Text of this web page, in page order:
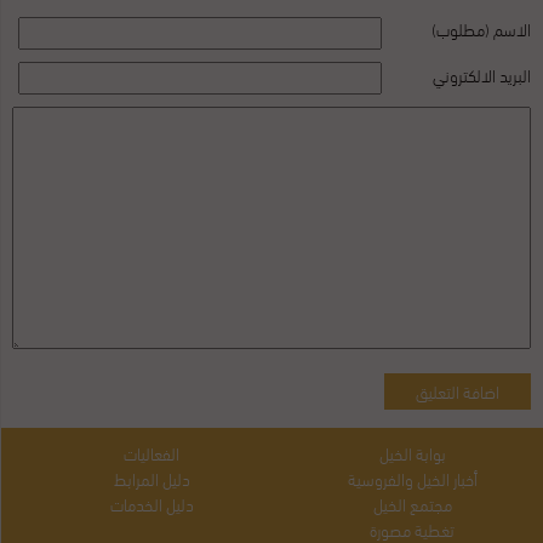
الاسم (مطلوب)
البريد الالكتروني
بوابة الخيل
أخبار الخيل والفروسية
مجتمع الخيل
تغطية مصورة
الفعاليات
دليل المرابط
دليل الخدمات